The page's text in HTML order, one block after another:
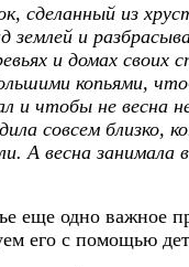
сделанный из
землей и
и домах своих
копьями,
и чтобы не весна
совсем близко,
А весна занимала
еще одно важное
его с помощью